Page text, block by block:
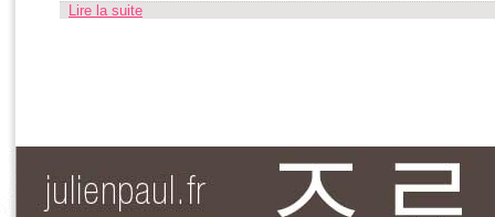
Lire la suite